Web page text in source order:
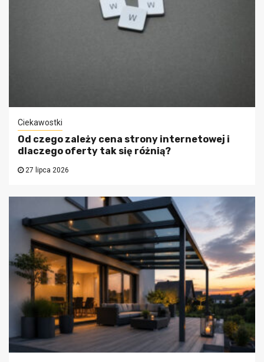
Ciekawostki
Od czego zależy cena strony internetowej i
dlaczego oferty tak się różnią?
27 lipca 2026